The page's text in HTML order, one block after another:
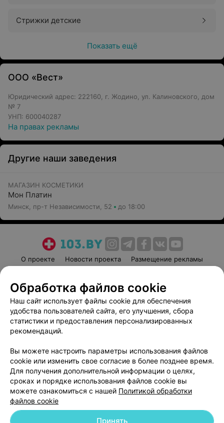
Стрижки детские
Показать ещё
ООО «Вест»
Юридический адрес: 222160, г. Жодино, ул. Калиновского, дом
№ 7
УНП: 600040287
На правах рекламы
Другие наши заведения
МАГАЗИН КОСМЕТИКИ
Мон Платин
Минск, пр-т Независимости, 52 до 18:00
О проекте Новости проекта
Размещение рекламы
Пользовательское соглашение
Способы оплаты
Вакансии
Партнеры
Написать руководителю 103.by
Обработка персональных данных
Обработка файлов cookie
Наш сайт использует файлы cookie для обеспечения
удобства пользователей сайта, его улучшения, сбора
статистики и предоставления персонализированных
рекомендаций.
Вы можете настроить параметры использования файлов
cookie или изменить свое согласие в более позднее время.
Для получения дополнительной информации о целях,
сроках и порядке использования файлов cookie вы
можете ознакомиться с нашей Политикой обработки
файлов cookie
Принять